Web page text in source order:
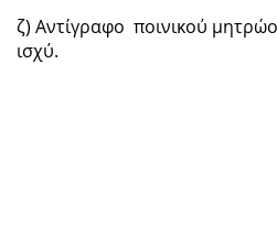
ζ) Αντίγραφο ποινικού
ισχύ.